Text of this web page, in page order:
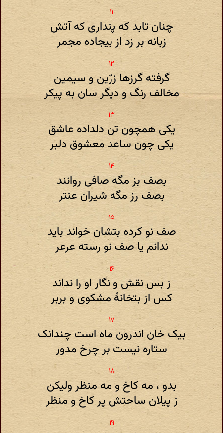
چنان تابد که پنداری که آتش
زبانه بر زد از بیجاده مجمر
گرفته گرزها زرّین و سیمین
مخالف رنگ و دیگر سان به پیکر
یکی همچون تن دلداده عاشق
یکی چون ساعد معشوق دلبر
بصف بز مگه صافی روانند
بصف رز مگه شیران عنتر
صف نو کرده بتشان خواند باید
ندانم یا صف نو رسته عرعر
ز بس نقش و نگار او را نداند
کس از بتخانۀ مشکوی و بربر
بیک خان اندرون ماه است چندانک
ستاره نیست بر چرخ مدور
بدو ، مه کاخ و مه منظر ولیکن
ز پیلان ساحتش پر کاخ و منظر